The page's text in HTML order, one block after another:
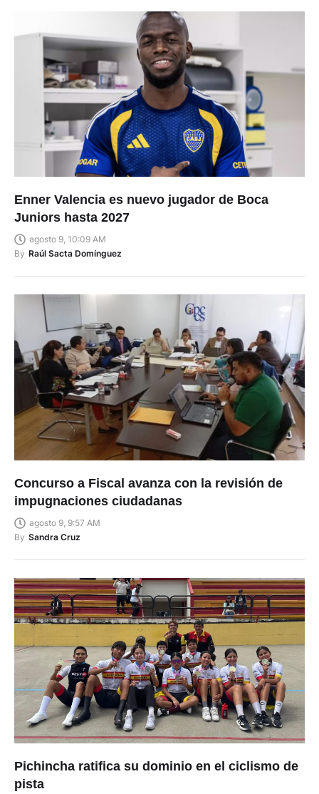
Enner Valencia es nuevo jugador de Boca
Juniors hasta 2027
agosto 9, 10:09 AM
By Raúl Sacta Domínguez
Concurso a Fiscal avanza con la revisión de
impugnaciones ciudadanas
agosto 9, 9:57 AM
By Sandra Cruz
Pichincha ratifica su dominio en el ciclismo de
pista